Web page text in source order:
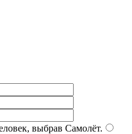
выбрав Самолёт.